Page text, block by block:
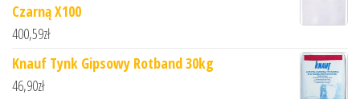
Czarną X100
400,59zł
Knauf Tynk Gipsowy Rotband 30kg
46,90zł